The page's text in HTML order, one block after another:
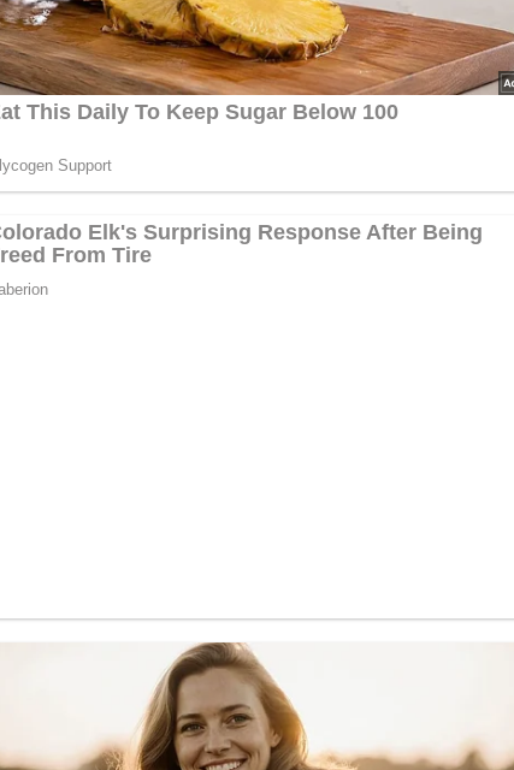
Wasser überwällen und dann durch den Wolf drehen. Die
unterrühren, salzen und zum Ende den Schnee aus
backen. Die heißen Eierkuchen können mit geriebenem
servieren.
die DDR?